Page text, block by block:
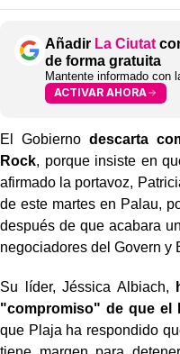
Añadir La Ciutat
de forma gratuita
Mantente informado con
ACTIVAR AHORA
El Gobierno descarta
Rock, porque insiste en
afirmado la portavoz,
de este martes en Palau,
después de que acabara
negociadores del Govern y
Su líder, Jéssica Albiach,
"compromiso" de que el
que Plaja ha respondido